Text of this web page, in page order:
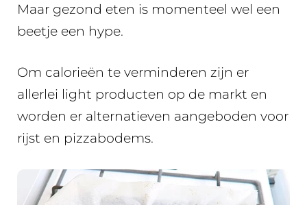
Maar gezond eten is momenteel wel een
beetje een hype.
Om calorieën te verminderen zijn er
allerlei light producten op de markt en
worden er alternatieven aangeboden voor
rijst en pizzabodems.